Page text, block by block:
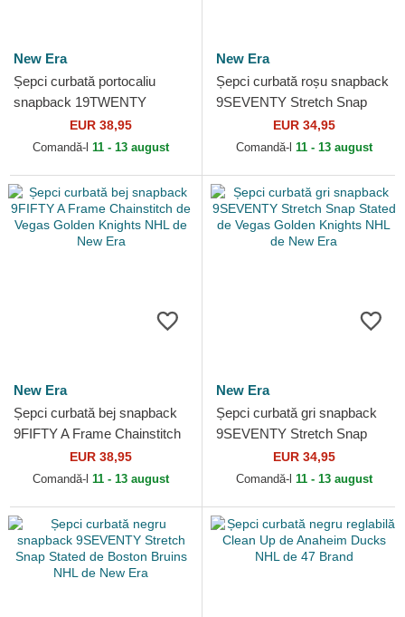
New Era
Șepci curbată portocaliu
snapback 19TWENTY
Embroidered Patch de
Anaheim Ducks NHL de New
EUR 38,95
Comandă-l 11 - 13 august
New Era
Șepci curbată roșu snapback
9SEVENTY Stretch Snap
Stated de Detroit Red Wings
NHL de New Era
EUR 34,95
Comandă-l 11 - 13 august
New Era
Șepci curbată bej snapback
9FIFTY A Frame Chainstitch
de Vegas Golden Knights
NHL de New Era
EUR 38,95
Comandă-l 11 - 13 august
New Era
Șepci curbată gri snapback
9SEVENTY Stretch Snap
Stated de Vegas Golden
Knights NHL de New Era
EUR 34,95
Comandă-l 11 - 13 august